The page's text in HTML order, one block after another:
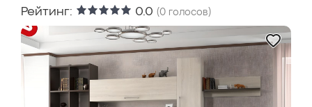
Рейтинг: 0.0 (0 голосов)